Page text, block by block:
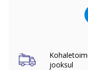
jooksul